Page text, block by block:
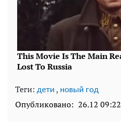
Теги: дети , новый год
Опубликовано: 26.12 09:22